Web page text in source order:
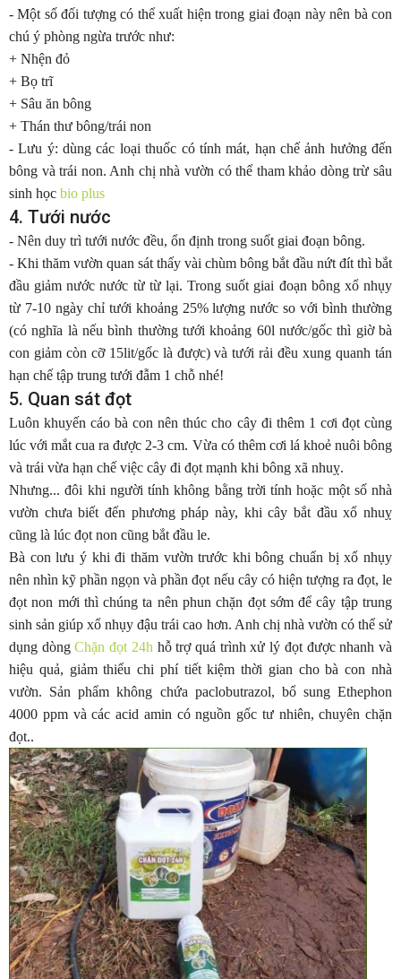
- Một số đối tượng có thể xuất hiện trong giai đoạn này nên bà con
chú ý phòng ngừa trước như:
+ Nhện đỏ
+ Bọ trĩ
+ Sâu ăn bông
+ Thán thư bông/trái non
- Lưu ý: dùng các loại thuốc có tính mát, hạn chế ảnh hưởng đến
bông và trái non. Anh chị nhà vườn có thể tham khảo dòng trừ sâu
sinh học bio plus
4. Tưới nước
- Nên duy trì tưới nước đều, ổn định trong suốt giai đoạn bông.
- Khi thăm vườn quan sát thấy vài chùm bông bắt đầu nứt đít thì bắt
đầu giảm nước nước từ từ lại. Trong suốt giai đoạn bông xổ nhụy
từ 7-10 ngày chỉ tưới khoảng 25% lượng nước so với bình thường
(có nghĩa là nếu bình thường tưới khoảng 60l nước/gốc thì giờ bà
con giảm còn cỡ 15lit/gốc là được) và tưới rải đều xung quanh tán
hạn chế tập trung tưới đẫm 1 chỗ nhé!
5. Quan sát đọt
Luôn khuyến cáo bà con nên thúc cho cây đi thêm 1 cơi đọt cùng
lúc với mắt cua ra được 2-3 cm. Vừa có thêm cơi lá khoẻ nuôi bông
và trái vừa hạn chế việc cây đi đọt mạnh khi bông xã nhuỵ.
Nhưng... đôi khi người tính không bằng trời tính hoặc một số nhà
vườn chưa biết đến phương pháp này, khi cây bắt đầu xổ nhuỵ
cũng là lúc đọt non cũng bắt đầu le.
Bà con lưu ý khi đi thăm vườn trước khi bông chuẩn bị xổ nhụy
nên nhìn kỹ phần ngọn và phần đọt nếu cây có hiện tượng ra đọt, le
đọt non mới thì chúng ta nên phun chặn đọt sớm để cây tập trung
sinh sản giúp xổ nhụy đậu trái cao hơn. Anh chị nhà vườn có thể sử
dụng dòngChặn đọt 24h hỗ trợ quá trình xử lý đọt được nhanh và
hiệu quả, giảm thiểu chi phí tiết kiệm thời gian cho bà con nhà
vườn. Sản phẩm không chứa paclobutrazol, bổ sung Ethephon
4000 ppm và các acid amin có nguồn gốc tư nhiên, chuyên chặn
đọt..